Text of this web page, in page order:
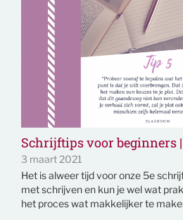
Schrijftips voor beginners
3 maart 2021
Het is alweer tijd voor onze 5e
met schrijven en kun je wel wat
het proces wat makkelijker te